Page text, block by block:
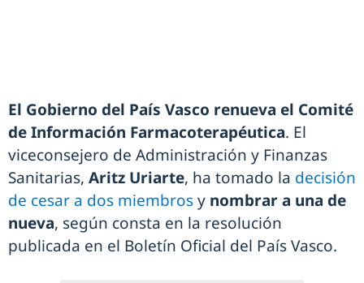
El Gobierno del País Vasco renueva el Comité
de Información Farmacoterapéutica. El
viceconsejero de Administración y Finanzas
Sanitarias, Aritz Uriarte, ha tomado la decisión
de cesar a dos miembrosy nombrar a una de
nueva, según consta en la resolución
publicada en el Boletín Oficial del País Vasco.